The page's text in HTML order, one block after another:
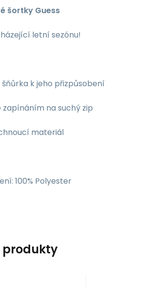
šortky Guess
letní sezónu!
k jeho přizpůsobení
na suchý zip
materiál
100% Polyester
produkty